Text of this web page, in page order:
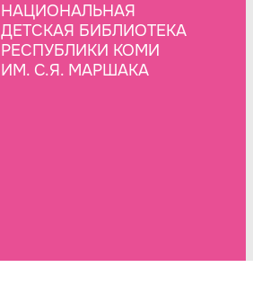
НАЦИОНАЛЬНАЯ
ДЕТСКАЯ БИБЛИОТЕКА
РЕСПУБЛИКИ КОМИ
ИМ. С.Я. МАРШАКА